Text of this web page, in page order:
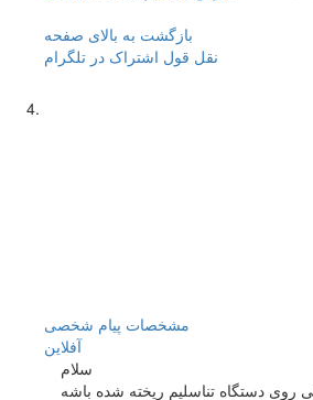
بازگشت به بالای صفحه
نقل قول اشتراک در تلگرام
مشخصات پیام شخصی
آفلاين
سلام
روی دستگاه تناسلیم ریخته شده باشه